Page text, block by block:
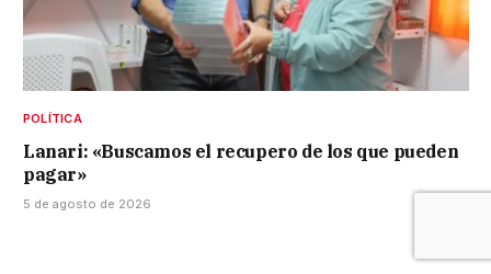
POLÍTICA
Lanari: «Buscamos el recupero de los que pueden
pagar»
5 de agosto de 2026